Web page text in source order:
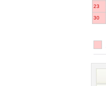
23
30